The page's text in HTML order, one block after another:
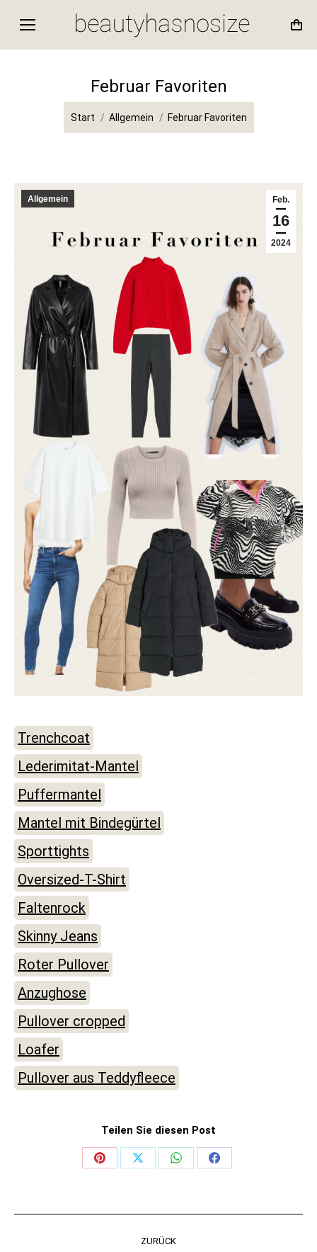
Februar Favoriten
Sie befinden sich hier:
Start Allgemein Februar Favoriten
Feb.
16
2024
Allgemein
Trenchcoat
Lederimitat-Mantel
Puffermantel
Mantel mit Bindegürtel
Sporttights
Oversized-T-Shirt
Faltenrock
Skinny Jeans
Roter Pullover
Anzughose
Pullover cropped
Loafer
Pullover aus Teddyfleece
Teilen Sie diesen Post
Share
Share
Share
Share
ZURÜCK